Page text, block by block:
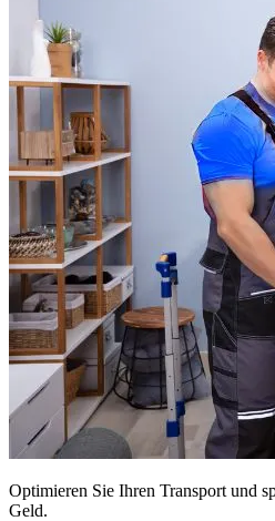
Optimieren Sie Ihren Transport und
Geld.